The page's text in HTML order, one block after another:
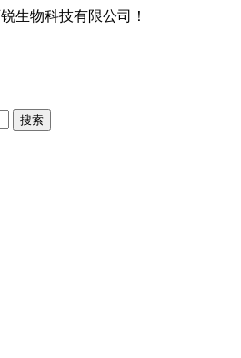
生物科技有限公司！
搜索